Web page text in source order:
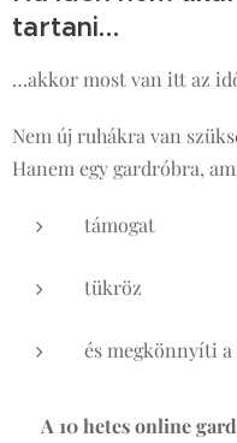
tartani…
…akkor most van itt az
Nem új ruhákra van
Hanem egy gardróbra,
támogat
tükröz
és megkönnyíti
A 10 hetes online